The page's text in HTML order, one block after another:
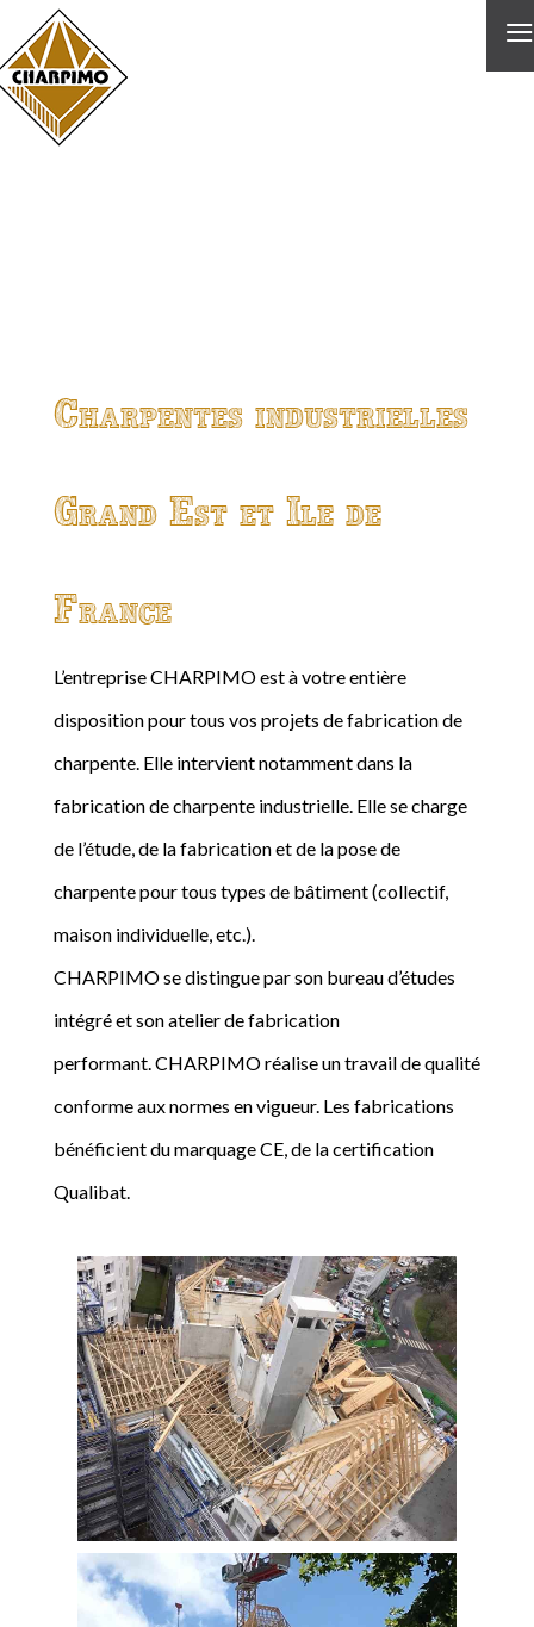
≡
Charpentes industrielles
Grand Est et Ile de
France
L’entreprise CHARPIMO est à votre entière
disposition pour tous vos projets de fabrication de
charpente. Elle intervient notamment dans la
fabrication de charpente industrielle. Elle se charge
de l’étude, de la fabrication et de la pose de
charpente pour tous types de bâtiment (collectif,
maison individuelle, etc.).
CHARPIMO se distingue par son bureau d’études
intégré et son atelier de fabrication
performant. CHARPIMO réalise un travail de qualité
conforme aux normes en vigueur. Les fabrications
bénéficient du marquage CE, de la certification
Qualibat.